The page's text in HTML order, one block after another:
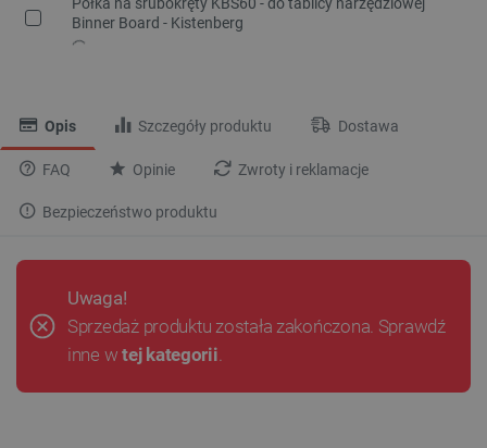
Półka na śrubokręty KBS60 - do tablicy narzędziowej
Binner Board - Kistenberg
Opis Szczegóły produktu Dostawa
FAQ Opinie Zwroty i reklamacje
Bezpieczeństwo produktu
Uwaga!
Sprzedaż produktu została zakończona. Sprawdź
inne wtej kategorii.